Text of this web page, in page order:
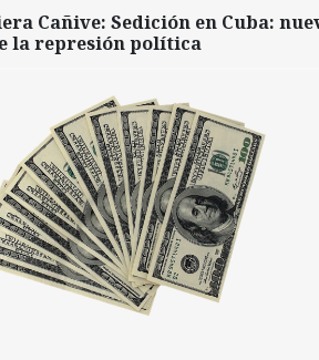
Cañive: Sedición en Cuba:
la represión política